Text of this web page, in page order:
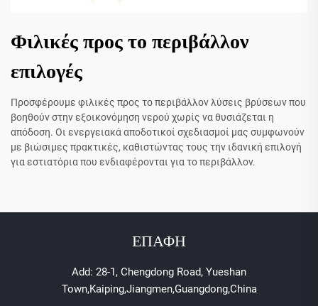
Φιλικές προς το περιβάλλον
επιλογές
Προσφέρουμε φιλικές προς το περιβάλλον λύσεις βρύσεων που
βοηθούν στην εξοικονόμηση νερού χωρίς να θυσιάζεται η
απόδοση. Οι ενεργειακά αποδοτικοί σχεδιασμοί μας συμφωνούν
με βιώσιμες πρακτικές, καθιστώντας τους την ιδανική επιλογή
για εστιατόρια που ενδιαφέρονται για το περιβάλλον.
ΕΠΑΦΗ
Add: 28-1, Chengdong Road, Yueshan
Town,Kaiping,Jiangmen,Guangdong,China